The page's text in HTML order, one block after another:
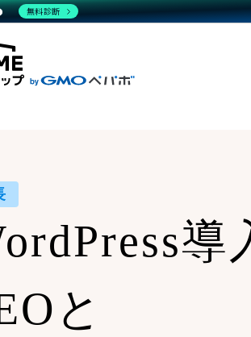
る
る
WordPress導
モバイルアプ
複数店舗との
金一覧を見る
ート
を見る
導
と
無料診断